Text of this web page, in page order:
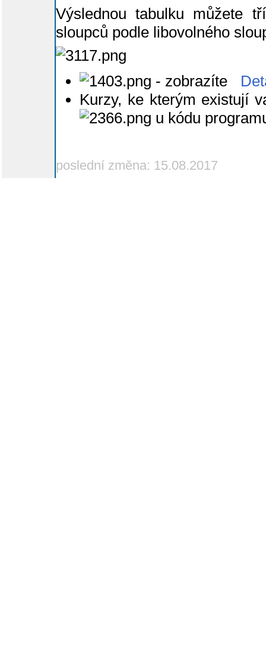
Výslednou tabulku můžete
sloupců podle libovolného
- zobrazíte
Kurzy, ke kterým existují
u kódu
poslední změna: 15.08.2017